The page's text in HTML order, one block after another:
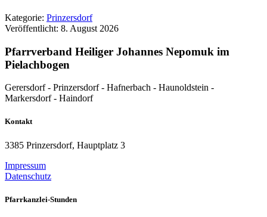
Kategorie: Prinzersdorf
Veröffentlicht: 8. August 2026
Pfarrverband Heiliger Johannes Nepomuk im
Pielachbogen
Gerersdorf - Prinzersdorf - Hafnerbach - Haunoldstein -
Markersdorf - Haindorf
Kontakt
3385 Prinzersdorf, Hauptplatz 3
Impressum
Datenschutz
Pfarrkanzlei-Stunden